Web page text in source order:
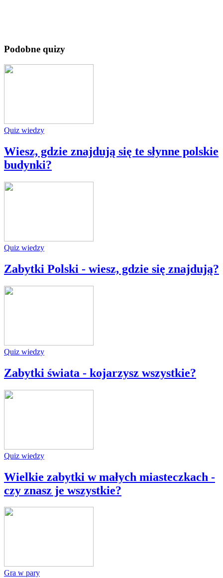
Podobne quizy
Quiz wiedzy
Wiesz, gdzie znajdują się te słynne polskie
budynki?
Quiz wiedzy
Zabytki Polski - wiesz, gdzie się znajdują?
Quiz wiedzy
Zabytki świata - kojarzysz wszystkie?
Quiz wiedzy
Wielkie zabytki w małych miasteczkach -
czy znasz je wszystkie?
Gra w pary